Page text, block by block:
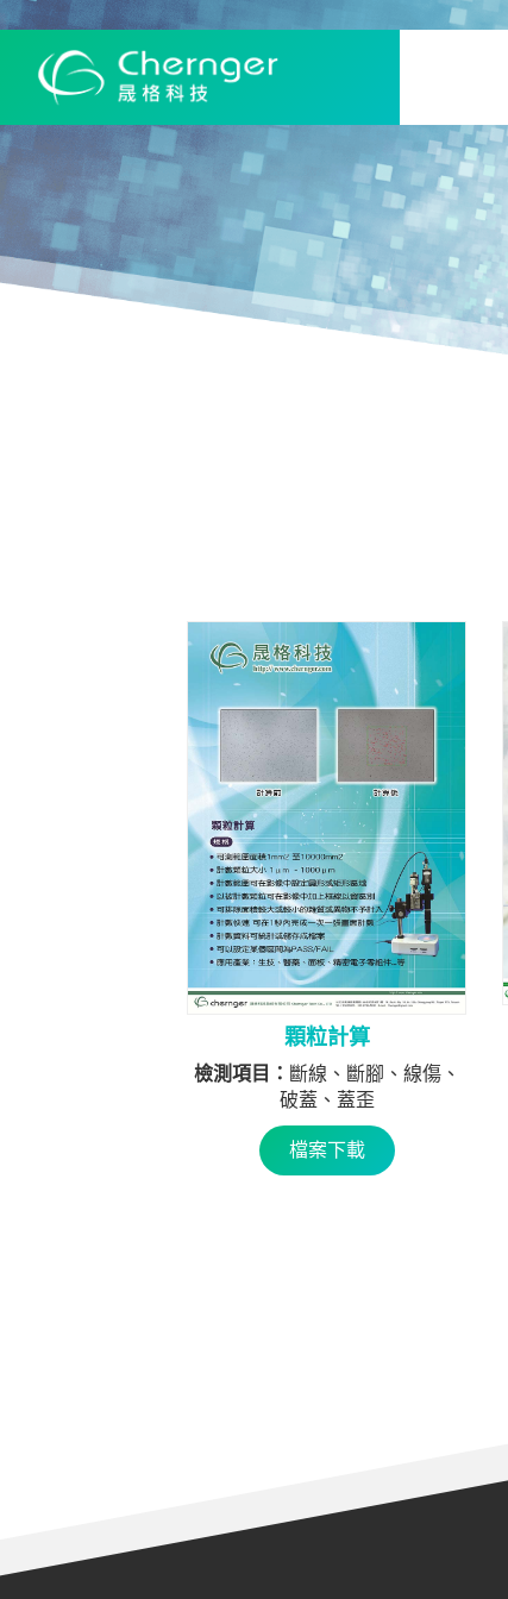
顆粒計算
檢測項目： 斷線、斷腳、線傷、
破蓋、蓋歪
檔案下載